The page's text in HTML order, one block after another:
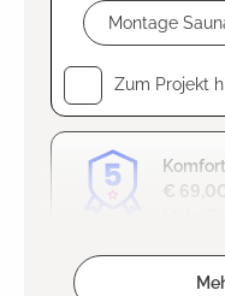
Zum Projekt
€
Hinzugefügt